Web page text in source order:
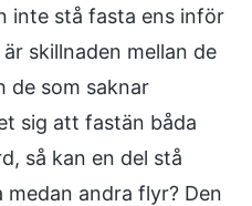
inte stå fasta ens inför
skillnaden mellan de
de som saknar
sig att fastän båda
så kan en del stå
andra flyr? Den